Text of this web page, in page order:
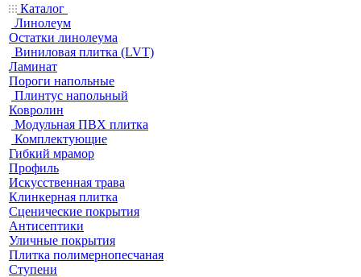
Каталог
Линолеум
Остатки линолеума
Виниловая плитка (LVT)
Ламинат
Пороги напольные
Плинтус напольный
Ковролин
Модульная ПВХ плитка
Комплектующие
Гибкий мрамор
Профиль
Искусственная трава
Клинкерная плитка
Сценические покрытия
Антисептики
Уличные покрытия
Плитка полимернопесчаная
Ступени